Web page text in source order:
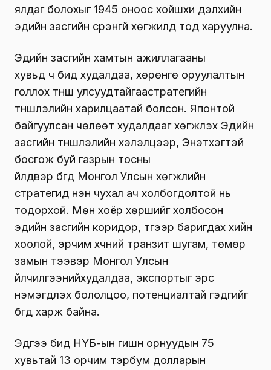
ялдаг болохыг 1945 оноос хойшхи дэлхийн
эдийн засгийн үсрэнгүй хөгжилд тод харуулна.
Эдийн засгийн хамтын ажиллагааны
хувьд ч бид худалдаа, хөрөнгө оруулалтын
голлох түнш улсуудтайгаастратегийн
түншлэлийн харилцаатай болсон. Японтой
байгуулсан чөлөөт худалдааг хөгжүүлэх Эдийн
засгийн түншлэлийн хэлэлцээр, Энэтхэгтэй
босгож буй газрын тосны
үйлдвэр бүгд Монгол Улсын хөгжлийн
стратегид нэн чухал ач холбогдолтой нь
тодорхой. Мөн хоёр хөршийг холбосон
эдийн засгийн коридор, түүгээр баригдах хийн
хоолой, эрчим хүчний транзит шугам, төмөр
замын тээвэр Монгол Улсын
үйлчилгээнийхудалдаа, экспортыг эрс
нэмэгдүүлэх бололцоо, потенциалтай гэдгийг
бүгд харж байна.
Эдүгээ бид НҮБ-ын гишүүн орнуудын 75
хувьтай 13 орчим тэрбум долларын